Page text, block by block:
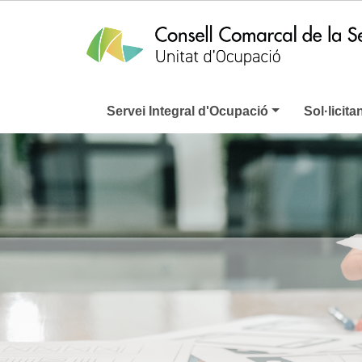
Servei Integral d'Ocupació